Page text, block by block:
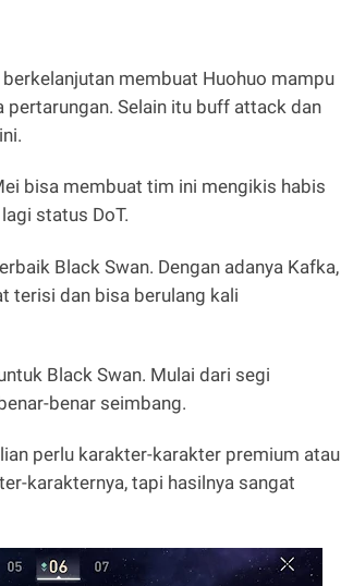
membuat Huohuo mampu
Selain itu buff attack dan
bisa membuat tim ini mengikis habis
status DoT.
Black Swan. Dengan adanya Kafka,
terisi dan bisa berulang kali
Black Swan. Mulai dari segi
benar seimbang.
perlu karakter-karakter premium atau
karakternya, tapi hasilnya sangat